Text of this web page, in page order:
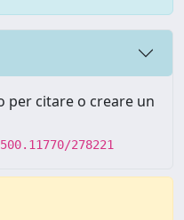
per citare o creare un
278221